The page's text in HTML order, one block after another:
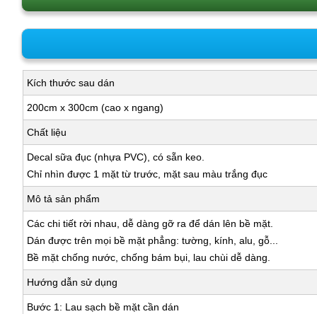
Kích thước sau dán
200cm x 300cm (cao x ngang)
Chất liệu
Decal sữa đục (nhựa PVC), có sẵn keo.
Chỉ nhìn được 1 mặt từ trước, mặt sau màu trắng đục
Mô tả sản phẩm
Các chi tiết rời nhau, dễ dàng gỡ ra để dán lên bề mặt.
Dán được trên mọi bề mặt phẳng: tường, kính, alu, gỗ...
Bề mặt chống nước, chống bám bụi, lau chùi dễ dàng.
Hướng dẫn sử dụng
Bước 1: Lau sạch bề mặt cần dán